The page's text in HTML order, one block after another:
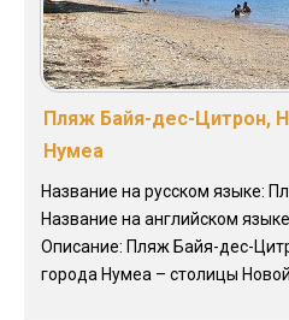
Пляж Байя-дес-Цитрон,
Нумеа
Название на русском языке:
Название на английском
Описание: Пляж Байя-дес-
города Нумеа – столицы Новой